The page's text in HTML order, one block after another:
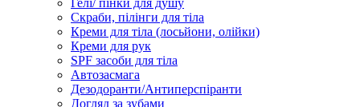
Гелі/ пінки для душу
Скраби, пілінги для тіла
Креми для тіла (лосьйони, олійки)
Креми для рук
SPF засоби для тіла
Автозасмага
Дезодоранти/Антиперспіранти
Догляд за зубами